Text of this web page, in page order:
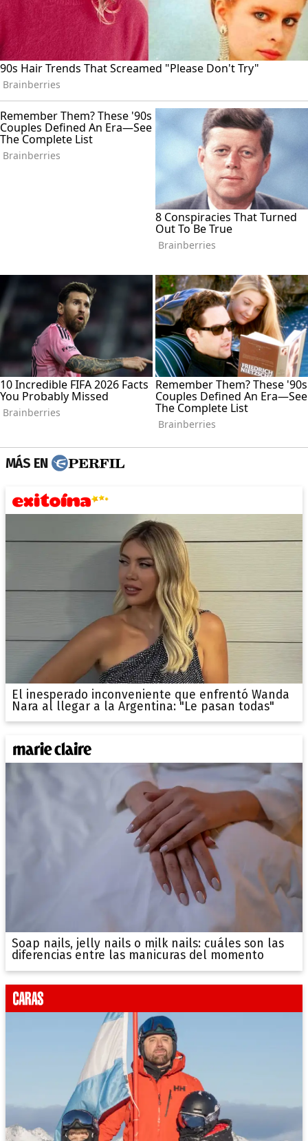
MÁS EN
El inesperado inconveniente que enfrentó Wanda
Nara al llegar a la Argentina: "Le pasan todas"
Soap nails, jelly nails o milk nails: cuáles son las
diferencias entre las manicuras del momento